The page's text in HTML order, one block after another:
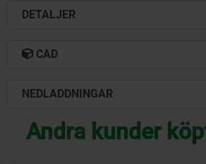
DETALJER
CAD
NEDLADDNINGAR
Andra kunder